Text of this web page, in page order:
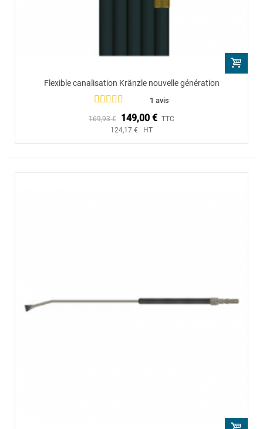
Flexible canalisation Kränzle nouvelle génération
1 avis
169,93 € 149,00 € TTC
124,17 € HT